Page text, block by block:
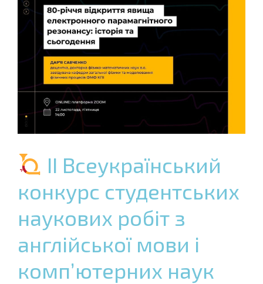
ІІ Всеукраїнський
конкурс студентських
наукових робіт з
англійської мови і
комп’ютерних наук